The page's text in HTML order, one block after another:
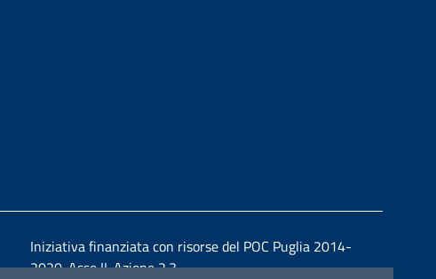
Iniziativa finanziata con risorse del POC Puglia 2014-
2020. Asse II. Azione 2.3.